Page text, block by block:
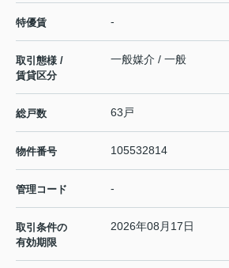
特優賃 -
取引態様 /
賃貸区分
一般媒介 / 一般
総戸数 63戸
物件番号 105532814
管理コード -
取引条件の
有効期限
2026年08月17日